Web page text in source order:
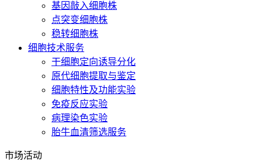
基因敲入细胞株
点突变细胞株
稳转细胞株
细胞技术服务
干细胞定向诱导分化
原代细胞提取与鉴定
细胞特性及功能实验
免疫反应实验
病理染色实验
胎牛血清筛选服务
市场活动